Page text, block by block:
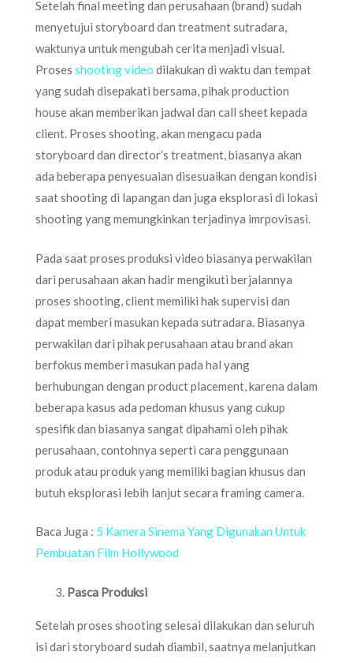
Setelah final meeting dan perusahaan (brand) sudah
menyetujui storyboard dan treatment sutradara,
waktunya untuk mengubah cerita menjadi visual.
Proses shooting video dilakukan di waktu dan tempat
yang sudah disepakati bersama, pihak production
house akan memberikan jadwal dan call sheet kepada
client. Proses shooting, akan mengacu pada
storyboard dan director’s treatment, biasanya akan
ada beberapa penyesuaian disesuaikan dengan kondisi
saat shooting di lapangan dan juga eksplorasi di lokasi
shooting yang memungkinkan terjadinya imrpovisasi.
Pada saat proses produksi video biasanya perwakilan
dari perusahaan akan hadir mengikuti berjalannya
proses shooting, client memiliki hak supervisi dan
dapat memberi masukan kepada sutradara. Biasanya
perwakilan dari pihak perusahaan atau brand akan
berfokus memberi masukan pada hal yang
berhubungan dengan product placement, karena dalam
beberapa kasus ada pedoman khusus yang cukup
spesifik dan biasanya sangat dipahami oleh pihak
perusahaan, contohnya seperti cara penggunaan
produk atau produk yang memiliki bagian khusus dan
butuh eksplorasi lebih lanjut secara framing camera.
Baca Juga : 5 Kamera Sinema Yang Digunakan Untuk
Pembuatan Film Hollywood
Pasca Produksi
Setelah proses shooting selesai dilakukan dan seluruh
isi dari storyboard sudah diambil, saatnya melanjutkan